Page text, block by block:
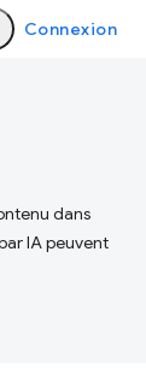
Connexion
dans
IA peuvent